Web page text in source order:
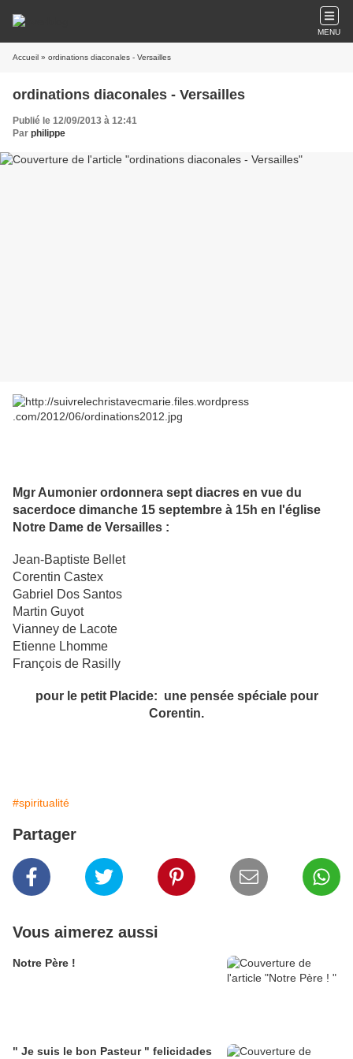
MENU
Accueil » ordinations diaconales - Versailles
ordinations diaconales - Versailles
Publié le 12/09/2013 à 12:41
Par philippe
Mgr Aumonier ordonnera sept diacres en vue du
sacerdoce dimanche 15 septembre à 15h en l'église
Notre Dame de Versailles :
Jean-Baptiste Bellet
Corentin Castex
Gabriel Dos Santos
Martin Guyot
Vianney de Lacote
Etienne Lhomme
François de Rasilly
pour le petit Placide: une pensée spéciale pour
Corentin.
#spiritualité
Partager
Vous aimerez aussi
Notre Père !
" Je suis le bon Pasteur " felicidades